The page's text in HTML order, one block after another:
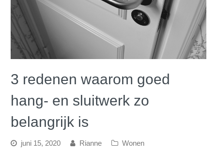
3 redenen waarom goed
hang- en sluitwerk zo
belangrijk is
juni 15, 2020 Rianne Wonen